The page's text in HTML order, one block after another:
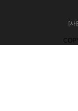
[사